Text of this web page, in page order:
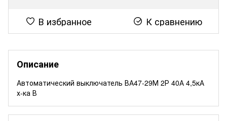
В избранное К сравнению
Описание
Автоматический выключатель ВА47-29М 2Р 40А 4,5кА
х-ка В